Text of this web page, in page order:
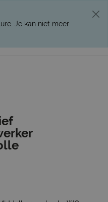
Je kan niet meer